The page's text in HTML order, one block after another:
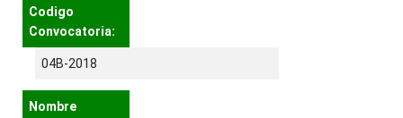
Codigo
Convocatoria:
04B-2018
Nombre